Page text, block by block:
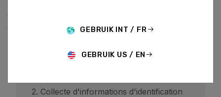
concernant toute information que nous pouvons
collecter lors de l'utilisation de nos sites Web.
2. Collecte d'informations d'identification
GEBRUIK INT / FR
GEBRUIK US / EN